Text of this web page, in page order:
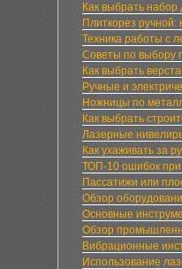
Как выбрать
Плиткорез ручной:
Техника работы с
Советы по выбору
Как выбрать
Ручные и
Ножницы по
Как выбрать
Лазерные
Как ухаживать за
ТОП-10 ошибок
Пассатижи или
Обзор
Основные
Обзор
Вибрационные
Использование